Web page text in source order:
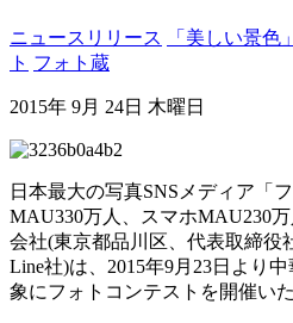
ニュースリリース 「美しい景色」
ト フォト蔵
2015年 9月 24日 木曜日
日本最大の写真SNSメディア「
MAU330万人、スマホMAU230
会社(東京都品川区、代表取締役
Line社)は、2015年9月23日より
象にフォトコンテストを開催いた